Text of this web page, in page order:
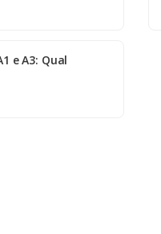
e A3: Qual